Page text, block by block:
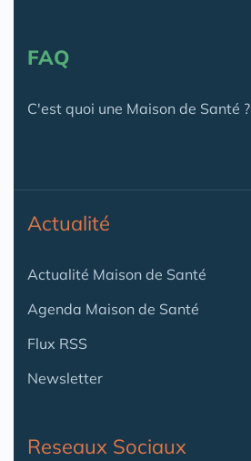
FAQ
C'est quoi une Maison de Santé ?
Actualité
Actualité Maison de Santé
Agenda Maison de Santé
Flux RSS
Newsletter
Reseaux Sociaux